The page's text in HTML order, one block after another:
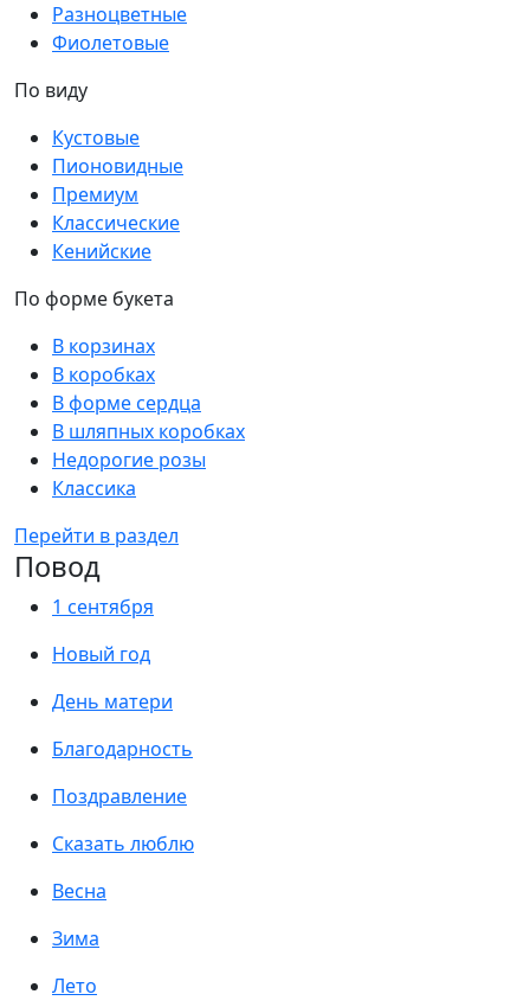
Разноцветные
Фиолетовые
По виду
Кустовые
Пионовидные
Премиум
Классические
Кенийские
По форме букета
В корзинах
В коробках
В форме сердца
В шляпных коробках
Недорогие розы
Классика
Перейти в раздел
Повод
1 сентября
Новый год
День матери
Благодарность
Поздравление
Сказать люблю
Весна
Зима
Лето